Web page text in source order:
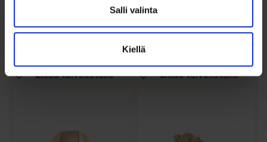
Salli valinta
Kiellä
kullattu
Lisää toivelistalle
Hopeakastesormus pojalle,
mattapintainen kantasormus
Lisää toivelistalle